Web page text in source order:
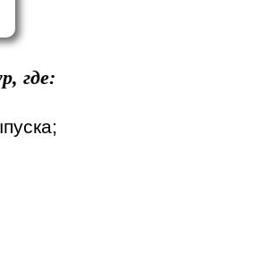
где: